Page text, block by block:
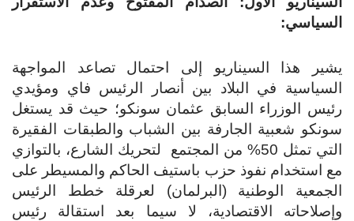
هذا السيناريو إلى احتمال تصاعد المواجهة
في البلاد بين أنصار الرئيس فاي ومؤيدي
الوزراء السابق عثمان سونكو؛ حيث قد يستغل
شعبية الجارفة بين الشباب والطبقات الفقيرة
التي تمثل 50% من المجتمع لتحريك الشارع، بالتوازي
استخدام نفوذ حزب باستيف الحاكم والمسيطر على
الوطنية (البرلمان) لعرقلة خطط الرئيس
الاقتصادية، لا سيما بعد استقالة رئيس